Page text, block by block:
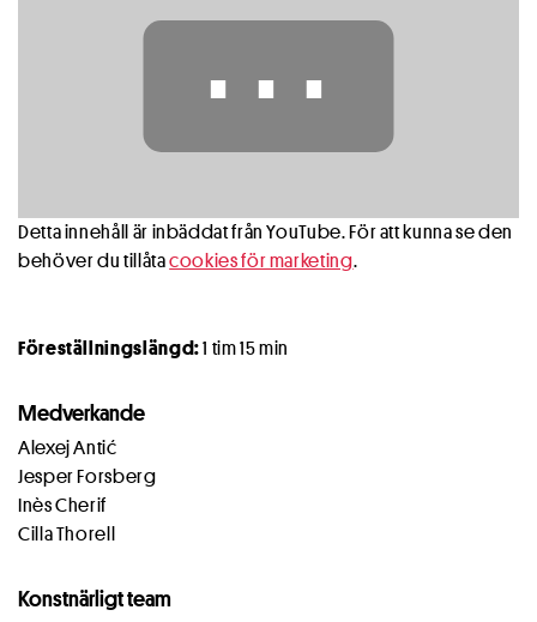
⋯
Detta innehåll är inbäddat från YouTube. För att kunna se den
behöver du tillåtacookies för marketing.
Föreställningslängd:1 tim 15 min
Medverkande
Alexej Antić
Jesper Forsberg
Inès Cherif
Cilla Thorell
Konstnärligt team